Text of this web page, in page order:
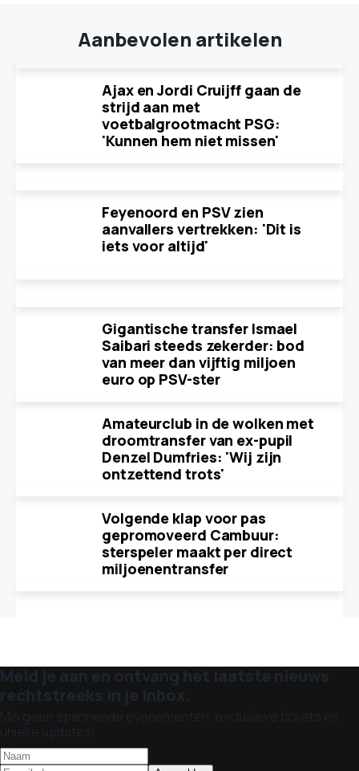
Aanbevolen artikelen
Ajax en Jordi Cruijff gaan de
strijd aan met
voetbalgrootmacht PSG:
'Kunnen hem niet missen'
Feyenoord en PSV zien
aanvallers vertrekken: 'Dit is
iets voor altijd'
Gigantische transfer Ismael
Saibari steeds zekerder: bod
van meer dan vijftig miljoen
euro op PSV-ster
Amateurclub in de wolken met
droomtransfer van ex-pupil
Denzel Dumfries: 'Wij zijn
ontzettend trots'
Volgende klap voor pas
gepromoveerd Cambuur:
sterspeler maakt per direct
miljoenentransfer
Meld je aan en ontvang het laatste nieuws
rechtstreeks in je inbox.
Mis geen spannende evenementen, exclusieve tickets en
unieke updates!